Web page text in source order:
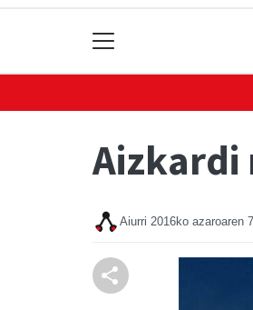
Aizkardi
Aiurri 2016ko azaroaren